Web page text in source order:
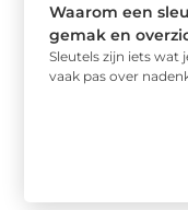
Waarom een
gemak en
Sleutels zijn iets wat
vaak pas over